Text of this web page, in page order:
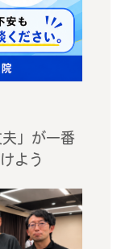
」が一番
よう